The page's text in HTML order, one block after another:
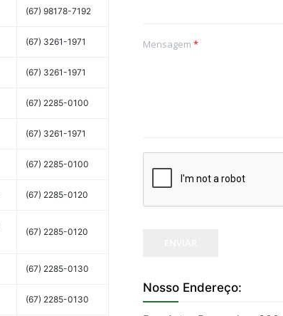
(67) 98178-7192
(67) 3261-1971
(67) 3261-1971
(67) 2285-0100
(67) 3261-1971
(67) 2285-0100
(67) 2285-0120
(67) 2285-0120
(67) 2285-0130
(67) 2285-0130
Mensagem *
Nosso Endereço: